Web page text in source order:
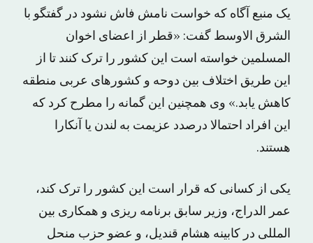
یک منبع آگاه که خواست نامش فاش نشود در گفتگو با
الشرق الاوسط گفت: «قطر از اعضای اخوان
المسلمین خواسته است این کشور را ترک کنند تا از
این طریق اختلاف بین دوحه و کشورهای عربی منطقه
کاهش یابد.» وی همچنین این گمانه را مطرح کرد که
این افراد احتمالا درصدد عزیمت به لندن یا آنکارا
هستند.
یکی از کسانی که قرار است این کشور را ترک کند،
عمر الدراج، وزیر سابق برنامه ریزی و همکاری بین
المللی در کابینه هشام قندیل، و عضو حزب منحل